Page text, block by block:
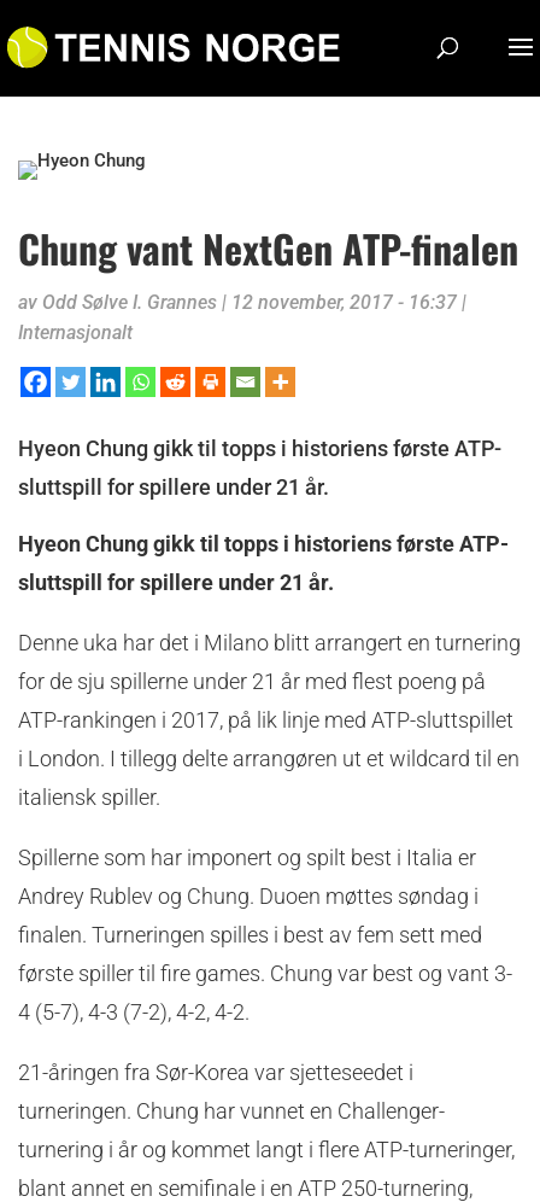
Chung vant NextGen ATP-finalen
av Odd Sølve I. Grannes | 12 november, 2017 - 16:37 |
Internasjonalt
Hyeon Chung gikk til topps i historiens første ATP-
sluttspill for spillere under 21 år.
Hyeon Chung gikk til topps i historiens første ATP-
sluttspill for spillere under 21 år.
Denne uka har det i Milano blitt arrangert en turnering
for de sju spillerne under 21 år med flest poeng på
ATP-rankingen i 2017, på lik linje med ATP-sluttspillet
i London. I tillegg delte arrangøren ut et wildcard til en
italiensk spiller.
Spillerne som har imponert og spilt best i Italia er
Andrey Rublev og Chung. Duoen møttes søndag i
finalen. Turneringen spilles i best av fem sett med
første spiller til fire games. Chung var best og vant 3-
4 (5-7), 4-3 (7-2), 4-2, 4-2.
21-åringen fra Sør-Korea var sjetteseedet i
turneringen. Chung har vunnet en Challenger-
turnering i år og kommet langt i flere ATP-turneringer,
blant annet en semifinale i en ATP 250-turnering,